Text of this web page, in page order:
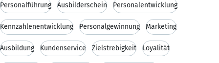
Personalführung Ausbilderschein Personalentwicklung
Kennzahlenentwicklung Personalgewinnung Marketing
Ausbildung Kundenservice Zielstrebigkeit Loyalität